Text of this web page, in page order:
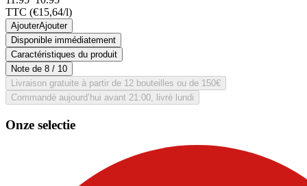
TTC (€15,64/l)
AjouterAjouter
Disponible immédiatement
Caractéristiques du produit
Note de 8 / 10
Livraison gratuite à partir de 12 bouteilles ou de 150€
Commandé aujourd’hui avant 21:00, livré lundi
Onze selectie